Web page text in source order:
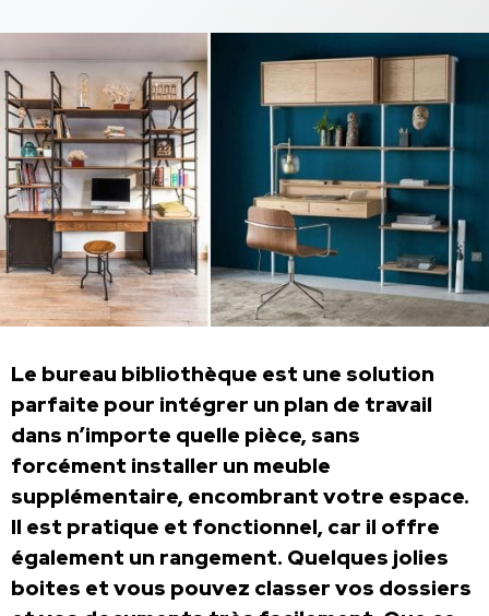
Le bureau bibliothèque est une solution
parfaite pour intégrer un plan de travail
dans n’importe quelle pièce, sans
forcément installer un meuble
supplémentaire, encombrant votre espace.
Il est pratique et fonctionnel, car il offre
également un rangement. Quelques jolies
boites et vous pouvez classer vos dossiers